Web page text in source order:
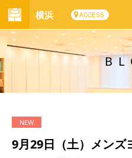
横浜 ACCESS
9月29日（土）メン